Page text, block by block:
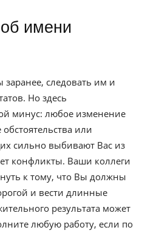
следовать им и
Но здесь
минус: любое изменение
или
сильно выбивают Вас из
конфликты. Ваши коллеги
к тому, что Вы должны
и вести длинные
результата может
любую работу, если по